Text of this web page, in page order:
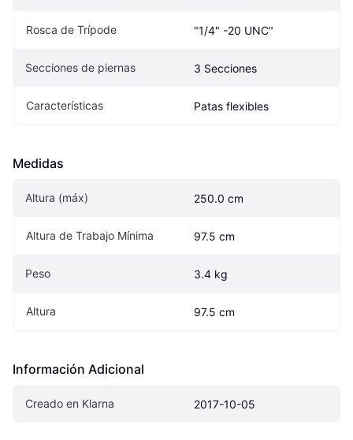
Rosca de Trípode "1/4" -20 UNC"
Secciones de piernas 3 Secciones
Características Patas flexibles
Medidas
Altura (máx) 250.0 cm
Altura de Trabajo Mínima 97.5 cm
Peso 3.4 kg
Altura 97.5 cm
Información Adicional
Creado en Klarna 2017-10-05